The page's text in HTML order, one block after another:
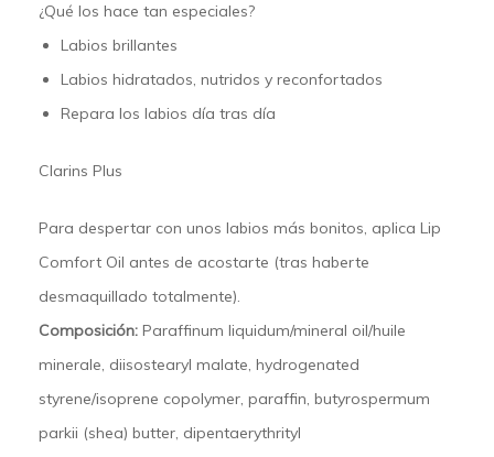
¿Qué los hace tan especiales?
Labios brillantes
Labios hidratados, nutridos y reconfortados
Repara los labios día tras día
Clarins Plus
Para despertar con unos labios más bonitos, aplica Lip
Comfort Oil antes de acostarte (tras haberte
desmaquillado totalmente).
Composición: Paraffinum liquidum/mineral oil/huile
minerale, diisostearyl malate, hydrogenated
styrene/isoprene copolymer, paraffin, butyrospermum
parkii (shea) butter, dipentaerythrityl